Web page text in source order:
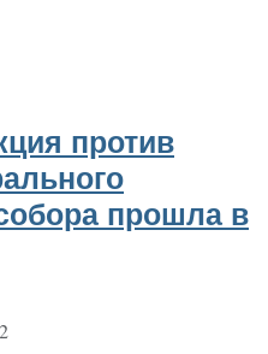
против
прошла в